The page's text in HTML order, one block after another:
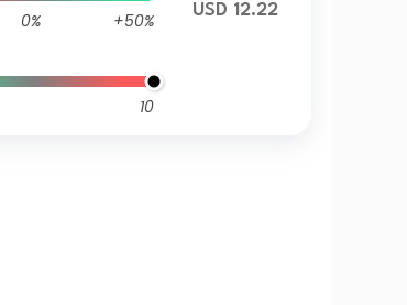
0%
+50%
10
USD 12.22